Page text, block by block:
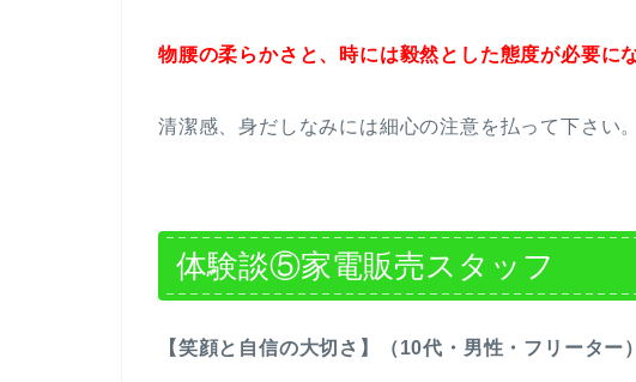
物腰の柔らかさと、時には毅然とした態度が必要に
清潔感、身だしなみには細心の注意を払って下さい。
体験談⑤家電販売スタッフ
【笑顔と自信の大切さ】（10代・男性・フリーター）